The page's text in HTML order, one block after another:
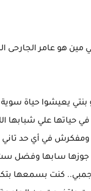
هو عامر الجارحى
بنتي يعيشوا حياة سوية
حياتها علي شبابها
وزوج فكر في سعادته ومفكرش في أي
جوزها سابها وفضل ست
كنت بسمعها